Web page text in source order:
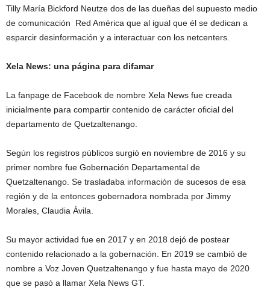
Tilly María Bickford Neutze dos de las dueñas del supuesto medio
de comunicación Red América que al igual que él se dedican a
esparcir desinformación y a interactuar con los netcenters.
Xela News: una página para difamar
La fanpage de Facebook de nombre Xela News fue creada
inicialmente para compartir contenido de carácter oficial del
departamento de Quetzaltenango.
Según los registros públicos surgió en noviembre de 2016 y su
primer nombre fue Gobernación Departamental de
Quetzaltenango. Se trasladaba información de sucesos de esa
región y de la entonces gobernadora nombrada por Jimmy
Morales, Claudia Ávila.
Su mayor actividad fue en 2017 y en 2018 dejó de postear
contenido relacionado a la gobernación. En 2019 se cambió de
nombre a Voz Joven Quetzaltenango y fue hasta mayo de 2020
que se pasó a llamar Xela News GT.